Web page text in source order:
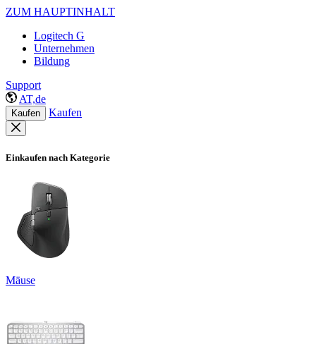
ZUM HAUPTINHALT
Logitech G
Unternehmen
Bildung
Support
AT,de
Kaufen Kaufen
Einkaufen nach Kategorie
Mäuse